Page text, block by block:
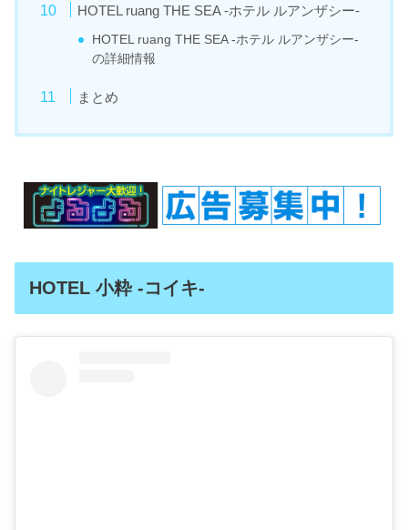
HOTEL ruang THE SEA -ホテル ルアンザシー-
HOTEL ruang THE SEA -ホテル ルアンザシー-
の詳細情報
まとめ
HOTEL 小粋 -コイキ-